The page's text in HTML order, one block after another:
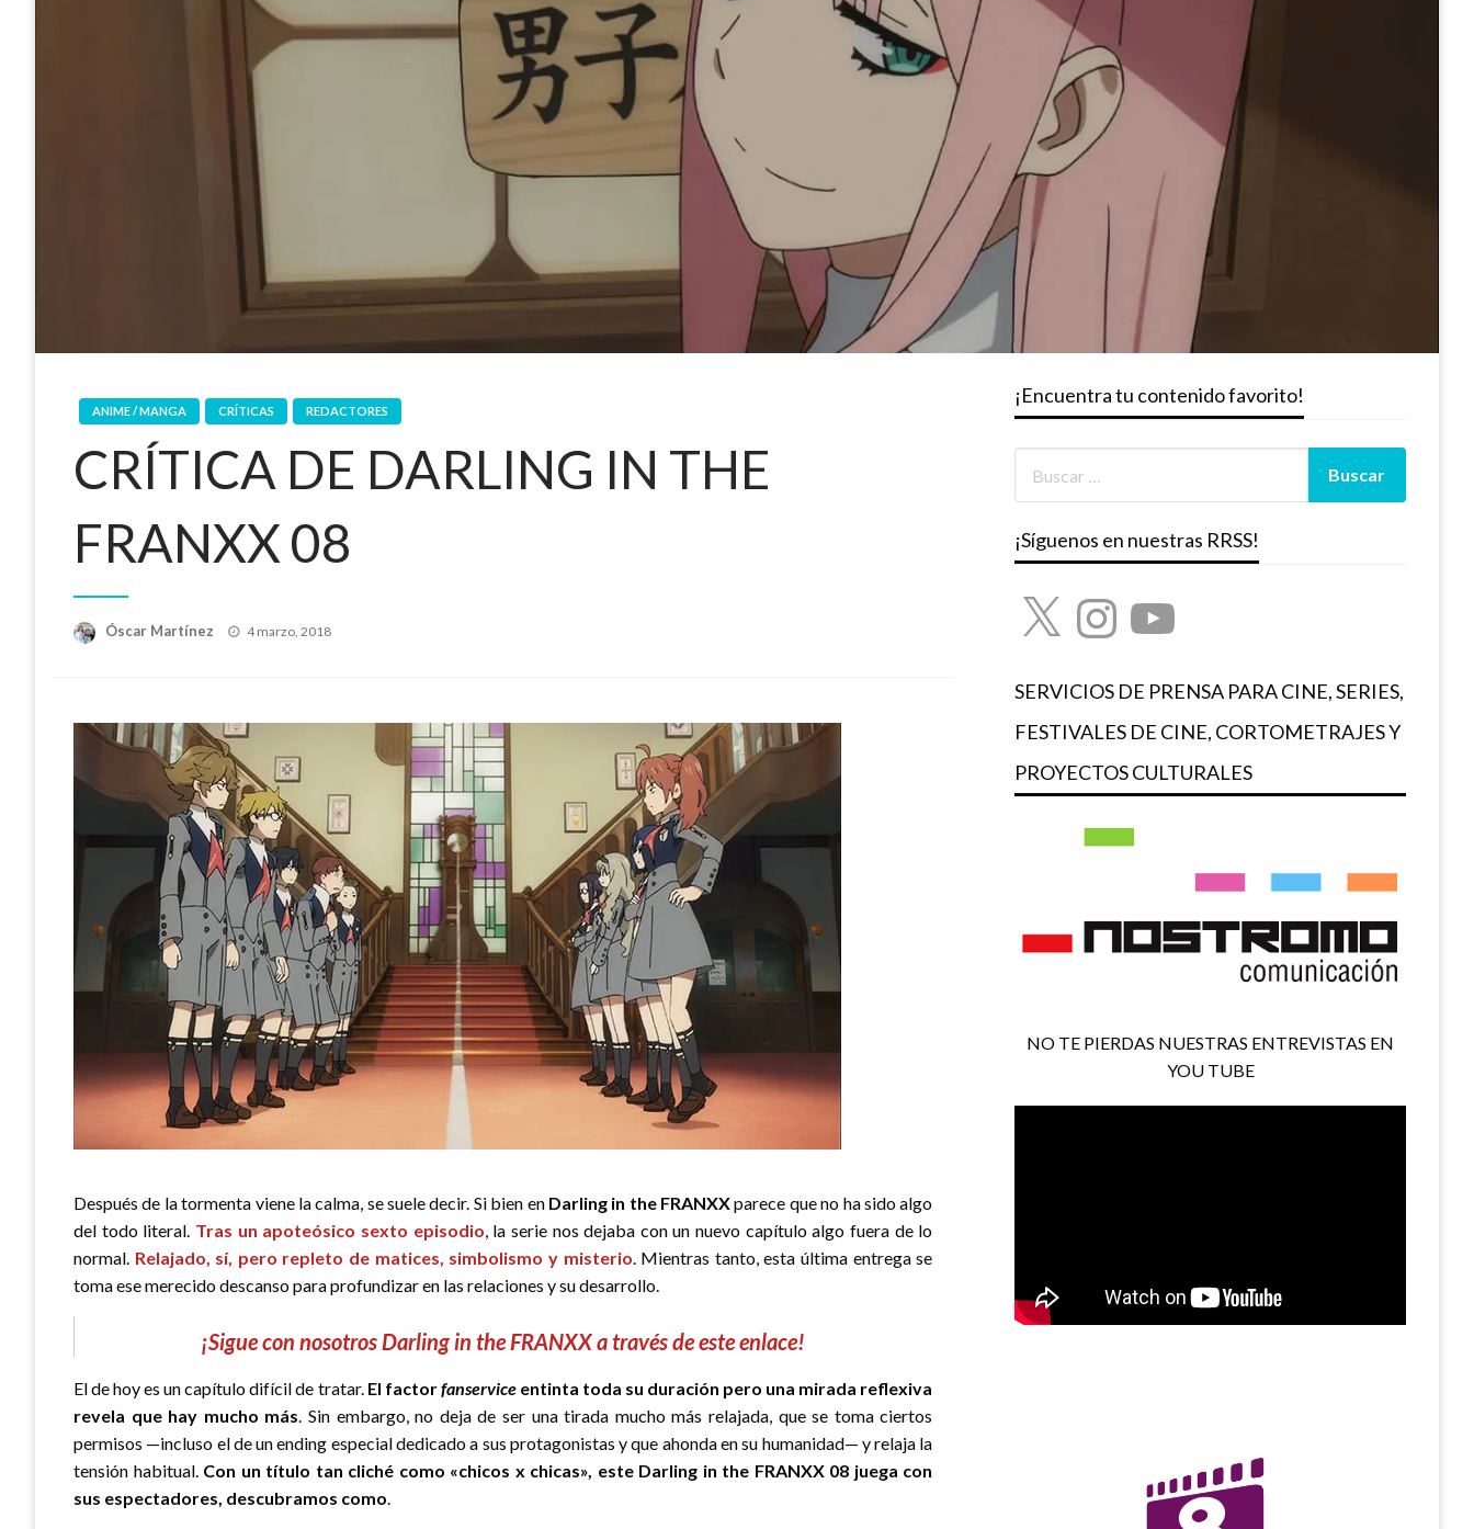
ANIME / MANGA CRÍTICAS REDACTORES
CRÍTICA DE DARLING IN THE
FRANXX 08
Óscar Martínez
Publicado
4 marzo, 2018
Después de la tormenta viene la calma, se suele decir. Si bien en Darling in the FRANXXparece que no ha sido algo
del todo literal. Tras un apoteósico sexto episodio, la serie nos dejaba con un nuevo capítulo algo fuera de lo
normal. Relajado, sí, pero repleto de matices, simbolismo y misterio. Mientras tanto, esta última entrega se
toma ese merecido descanso para profundizar en las relaciones y su desarrollo.
¡Sigue con nosotros Darling in the FRANXX a través de este enlace!
El de hoy es un capítulo difícil de tratar. El factorfanservice entinta toda su duración pero una mirada reflexiva
revela que hay mucho más. Sin embargo, no deja de ser una tirada mucho más relajada, que se toma ciertos
permisos —incluso el de un ending especial dedicado a sus protagonistas y que ahonda en su humanidad— y relaja la
tensión habitual. Con un título tan cliché como «chicos x chicas», este Darling in the FRANXX 08 juega con
sus espectadores, descubramos como.
¡Encuentra tu contenido favorito!
¡Síguenos en nuestras RRSS!
X InstagramYouTube
SERVICIOS DE PRENSA PARA CINE, SERIES,
FESTIVALES DE CINE, CORTOMETRAJES Y
PROYECTOS CULTURALES
NO TE PIERDAS NUESTRAS ENTREVISTAS EN
YOU TUBE